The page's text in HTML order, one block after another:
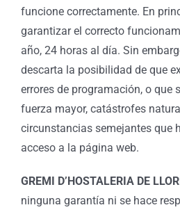
funcione correctamente. En
garantizar el correcto
año, 24 horas al día. Sin
descarta la posibilidad de que
errores de programación, o que
fuerza mayor, catástrofes
circunstancias semejantes que
acceso a la página web.
GREMI D’HOSTALERIA DE
ninguna garantía ni se hace